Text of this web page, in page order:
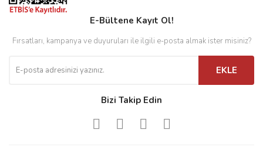
E-Bültene Kayıt Ol!
Fırsatları, kampanya ve duyuruları ile ilgili e-posta almak ister misiniz?
EKLE
Bizi Takip Edin